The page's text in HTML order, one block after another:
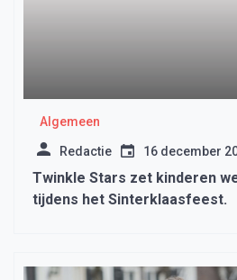
Algemeen
Redactie 16 december
Twinkle Stars zet kinderen
tijdens het Sinterklaasfeest.